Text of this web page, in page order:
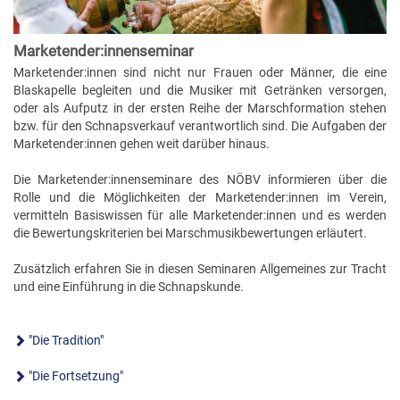
FÖRDERERNADELN
VERDIENSTKREUZE
EHRENKREUZE
EHRENRING
JOSEF LEEB-MEDAILLE
BEZIRKSJUGENDREFERENTEN
BEZIRKSSTABFÜHRER
Marketender:innenseminar
Marketender:innen sind nicht nur Frauen oder Männer, die eine
Blaskapelle begleiten und die Musiker mit Getränken versorgen,
oder als Aufputz in der ersten Reihe der Marschformation stehen
bzw. für den Schnapsverkauf verantwortlich sind. Die Aufgaben der
Marketender:innen gehen weit darüber hinaus.
Die Marketender:innenseminare des NÖBV informieren über die
Rolle und die Möglichkeiten der Marketender:innen im Verein,
vermitteln Basiswissen für alle Marketender:innen und es werden
die Bewertungskriterien bei Marschmusikbewertungen erläutert.
Zusätzlich erfahren Sie in diesen Seminaren Allgemeines zur Tracht
und eine Einführung in die Schnapskunde.
"Die Tradition"
"Die Fortsetzung"